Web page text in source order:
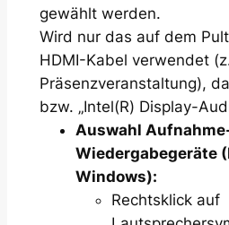
gewählt werden.
Wird nur das auf dem
HDMI-Kabel verwendet
Präsenzveranstaltung),
bzw. „Intel(R) Display-
Auswahl
Wiedergabegeräte
Windows):
Rechtsklick auf